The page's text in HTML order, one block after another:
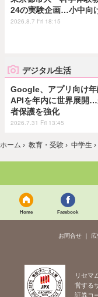
24の実験企画…小中向
2026.8.7 Fri 18:15
デジタル生活
Google、アプリ向け
APIを年内に世界展開
者保護を強化
2026.7.31 Fri 13:45
ホーム › 教育・受験 › 中学生 ›
Home Facebook
お問合せ
リセマ
営する
証券コ